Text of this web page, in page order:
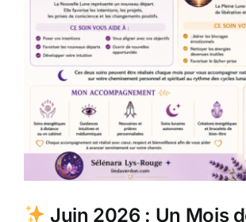
Juin 2026 : Un Mois